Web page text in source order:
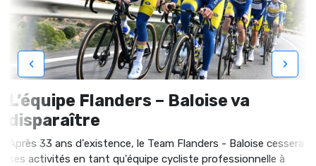
L’équipe Flanders – Baloise va
disparaître
Après 33 ans d'existence, le Team Flanders - Baloise cessera
ses activités en tant qu'équipe cycliste professionnelle à
‹ ›